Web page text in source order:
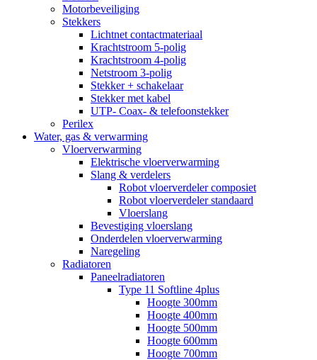
Motorbeveiliging
Stekkers
Lichtnet contactmateriaal
Krachtstroom 5-polig
Krachtstroom 4-polig
Netstroom 3-polig
Stekker + schakelaar
Stekker met kabel
UTP- Coax- & telefoonstekker
Perilex
Water, gas & verwarming
Vloerverwarming
Elektrische vloerverwarming
Slang & verdelers
Robot vloerverdeler composiet
Robot vloerverdeler standaard
Vloerslang
Bevestiging vloerslang
Onderdelen vloerverwarming
Naregeling
Radiatoren
Paneelradiatoren
Type 11 Softline 4plus
Hoogte 300mm
Hoogte 400mm
Hoogte 500mm
Hoogte 600mm
Hoogte 700mm